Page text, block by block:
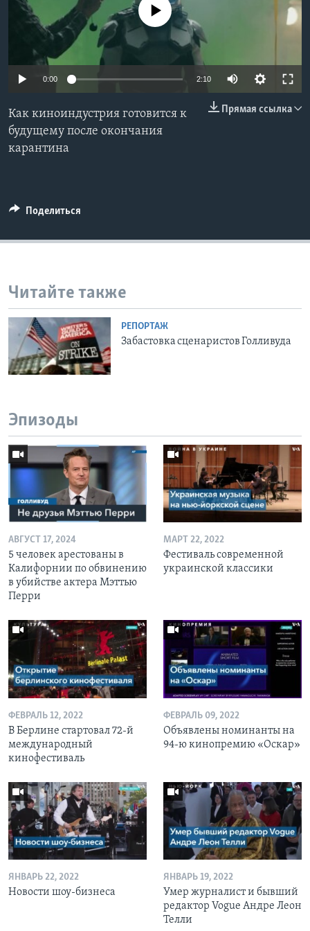
Learning English
СОЦИАЛЬНЫЕ СЕТИ
Языки
No media source currently available
0:00 2:10
Прямая ссылка
Как киноиндустрия готовится к
будущему после окончания
карантина
Поделиться
Читайте также
РЕПОРТАЖ
Забастовка сценаристов Голливуда
Эпизоды
АВГУСТ 17, 2024
5 человек арестованы в
Калифорнии по обвинению
в убийстве актера Мэттью
Перри
МАРТ 22, 2022
Фестиваль современной
украинской классики
ФЕВРАЛЬ 12, 2022
В Берлине стартовал 72-й
международный
кинофестиваль
ФЕВРАЛЬ 09, 2022
Объявлены номинанты на
94-ю кинопремию «Оскар»
ЯНВАРЬ 22, 2022
Новости шоу-бизнеса
ЯНВАРЬ 19, 2022
Умер журналист и бывший
редактор Vogue Андре Леон
Телли